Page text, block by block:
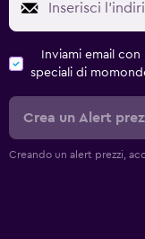
Inviami email
speciali di
Crea un Alert
Creando un alert prezzi,